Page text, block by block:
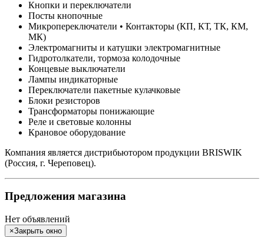
Кнопки и переключатели
Посты кнопочные
Микропереключатели • Контакторы (КП, КТ, ТК, КМ,
МК)
Электромагниты и катушки электромагнитные
Гидротолкатели, тормоза колодочные
Концевые выключатели
Лампы индикаторные
Переключатели пакетные кулачковые
Блоки резисторов
Трансформаторы понижающие
Реле и световые колонны
Крановое оборудование
Компания является дистрибьютором продукции BRISWIK
(Россия, г. Череповец).
Предложения магазина
Нет объявлений
×Закрыть окно